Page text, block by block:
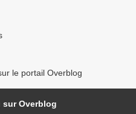
le portail Overblog
sur Overblog